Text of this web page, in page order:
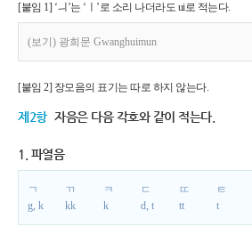
[붙임 1] ‘ㅢ’는 ‘ㅣ’로 소리 나더라도 ui로 적는다.
(보기) 광희문 Gwanghuimun
[붙임 2] 장모음의 표기는 따로 하지 않는다.
제2항 자음은 다음 각호와 같이 적는다.
1. 파열음
ㄱ
g, k
ㄲ
kk
ㅋ
k
ㄷ
d, t
ㄸ
tt
ㅌ
t